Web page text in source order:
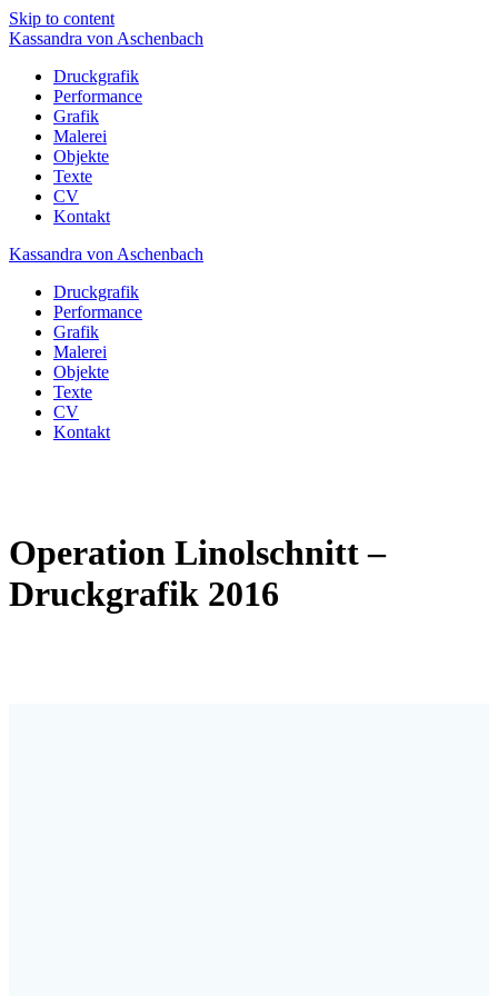
Skip to content
Kassandra von Aschenbach
Druckgrafik
Performance
Grafik
Malerei
Objekte
Texte
CV
Kontakt
Kassandra von Aschenbach
Druckgrafik
Performance
Grafik
Malerei
Objekte
Texte
CV
Kontakt
Operation Linolschnitt –
Druckgrafik 2016